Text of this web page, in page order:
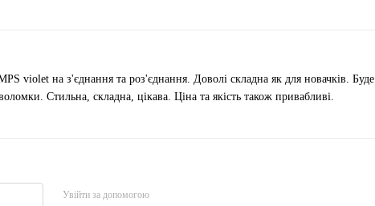
violet на з'єднання та роз'єднання. Доволі складна як для новачків. Буде
Стильна, складна, цікава. Ціна та якість також привабливі.
Увійти за допомогою